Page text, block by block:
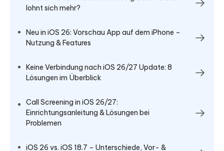
lohnt sich mehr?
Neu in iOS 26: Vorschau App auf dem iPhone –
Nutzung & Features
Keine Verbindung nach iOS 26/27 Update: 8
Lösungen im Überblick
Call Screening in iOS 26/27:
Einrichtungsanleitung & Lösungen bei
Problemen
iOS 26 vs. iOS 18.7 – Unterschiede, Vor- &